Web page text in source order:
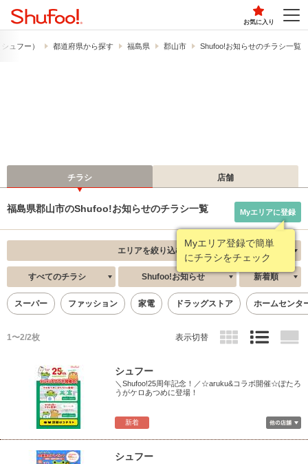
お気に入り
ュフー） 都道府県から探す 福島県 郡山市 Shufoo!お知らせのチラシ一覧
チラシ 店舗
福島県郡山市のShufoo!お知らせのチラシ一覧
Myエリア登録で簡単
にチラシをチェック
Myエリアに登録
エリアを絞り込む
すべてのチラシ Shufoo!お知らせ 新着順
スーパー ファッション 家電 ドラッグストア ホームセンタ
1〜2/2枚 表示切替
新着
シュフー
＼Shufoo!25周年記念！／☆aruku&コラボ開催☆ぽたろ
うがケロあつめに登場！
シュフー